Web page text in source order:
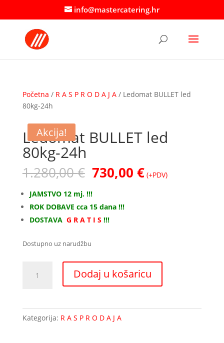
info@mastercatering.hr
Početna / R A S P R O D A J A/ Ledomat BULLET led
80kg-24h
Akcija!
Ledomat BULLET led
80kg-24h
1.280,00€ Izvorna
cijena
bila
je:
1.280,00 €.
730,00 €Trenutna
cijena
(+PDV)
JAMSTVO 12 mj. !!!
ROK DOBAVE cca 15 dana !!!
DOSTAVA G R A T I S !!!
Dostupno uz narudžbu
BULLET
količina
Dodaj u košaricu
Kategorija: R A S P R O D A J A